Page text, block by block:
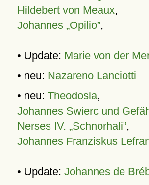
Hildebert von Meaux,
Johannes „Opilio”,
• Update: Marie von der
• neu: Nazareno Lanciotti
• neu: Theodosia,
Johannes Swierc und
Nerses IV. „Schnorhali”,
Johannes Franziskus
• Update: Johannes de